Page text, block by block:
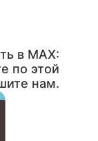
в MAX:
по этой
нам.